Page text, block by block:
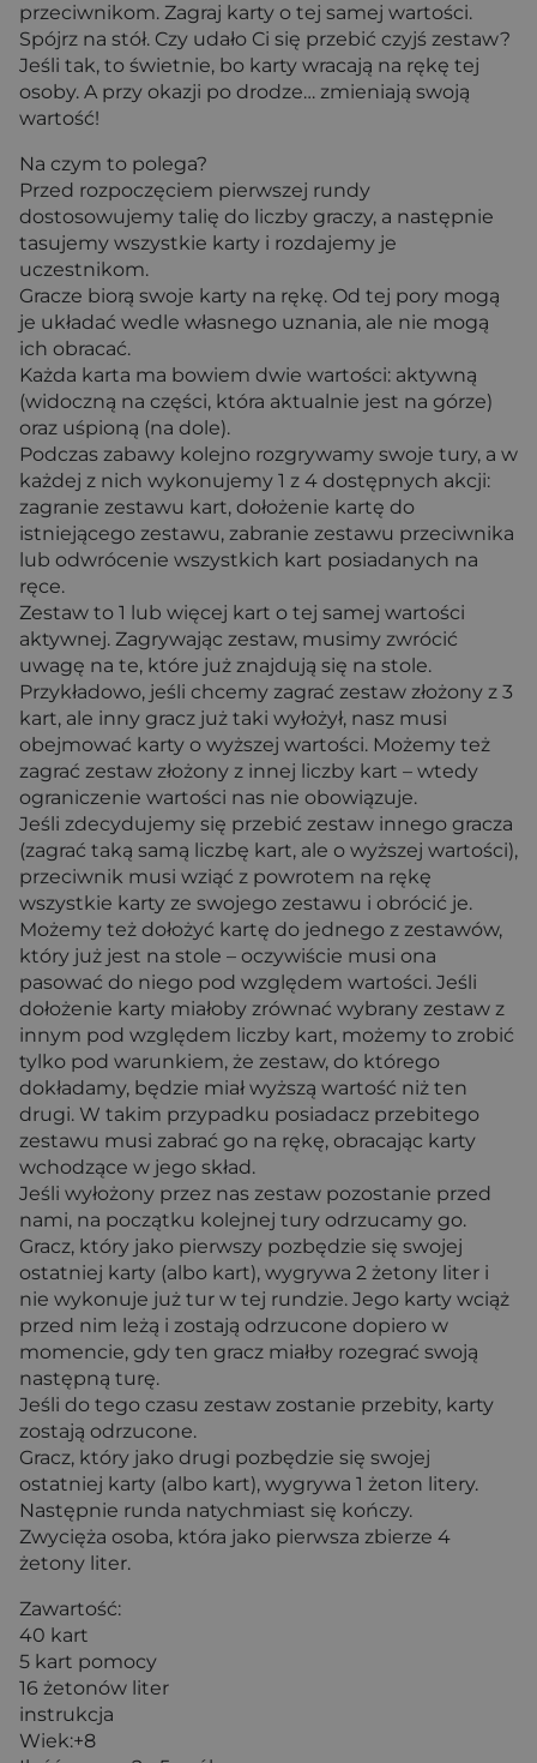
przeciwnikom. Zagraj karty o tej samej wartości.
Spójrz na stół. Czy udało Ci się przebić czyjś zestaw?
Jeśli tak, to świetnie, bo karty wracają na rękę tej
osoby. A przy okazji po drodze… zmieniają swoją
wartość!
Na czym to polega?
Przed rozpoczęciem pierwszej rundy
dostosowujemy talię do liczby graczy, a następnie
tasujemy wszystkie karty i rozdajemy je
uczestnikom.
Gracze biorą swoje karty na rękę. Od tej pory mogą
je układać wedle własnego uznania, ale nie mogą
ich obracać.
Każda karta ma bowiem dwie wartości: aktywną
(widoczną na części, która aktualnie jest na górze)
oraz uśpioną (na dole).
Podczas zabawy kolejno rozgrywamy swoje tury, a w
każdej z nich wykonujemy 1 z 4 dostępnych akcji:
zagranie zestawu kart, dołożenie kartę do
istniejącego zestawu, zabranie zestawu przeciwnika
lub odwrócenie wszystkich kart posiadanych na
ręce.
Zestaw to 1 lub więcej kart o tej samej wartości
aktywnej. Zagrywając zestaw, musimy zwrócić
uwagę na te, które już znajdują się na stole.
Przykładowo, jeśli chcemy zagrać zestaw złożony z 3
kart, ale inny gracz już taki wyłożył, nasz musi
obejmować karty o wyższej wartości. Możemy też
zagrać zestaw złożony z innej liczby kart – wtedy
ograniczenie wartości nas nie obowiązuje.
Jeśli zdecydujemy się przebić zestaw innego gracza
(zagrać taką samą liczbę kart, ale o wyższej wartości),
przeciwnik musi wziąć z powrotem na rękę
wszystkie karty ze swojego zestawu i obrócić je.
Możemy też dołożyć kartę do jednego z zestawów,
który już jest na stole – oczywiście musi ona
pasować do niego pod względem wartości. Jeśli
dołożenie karty miałoby zrównać wybrany zestaw z
innym pod względem liczby kart, możemy to zrobić
tylko pod warunkiem, że zestaw, do którego
dokładamy, będzie miał wyższą wartość niż ten
drugi. W takim przypadku posiadacz przebitego
zestawu musi zabrać go na rękę, obracając karty
wchodzące w jego skład.
Jeśli wyłożony przez nas zestaw pozostanie przed
nami, na początku kolejnej tury odrzucamy go.
Gracz, który jako pierwszy pozbędzie się swojej
ostatniej karty (albo kart), wygrywa 2 żetony liter i
nie wykonuje już tur w tej rundzie. Jego karty wciąż
przed nim leżą i zostają odrzucone dopiero w
momencie, gdy ten gracz miałby rozegrać swoją
następną turę.
Jeśli do tego czasu zestaw zostanie przebity, karty
zostają odrzucone.
Gracz, który jako drugi pozbędzie się swojej
ostatniej karty (albo kart), wygrywa 1 żeton litery.
Następnie runda natychmiast się kończy.
Zwycięża osoba, która jako pierwsza zbierze 4
żetony liter.
Zawartość:
40 kart
5 kart pomocy
16 żetonów liter
instrukcja
Wiek:+8